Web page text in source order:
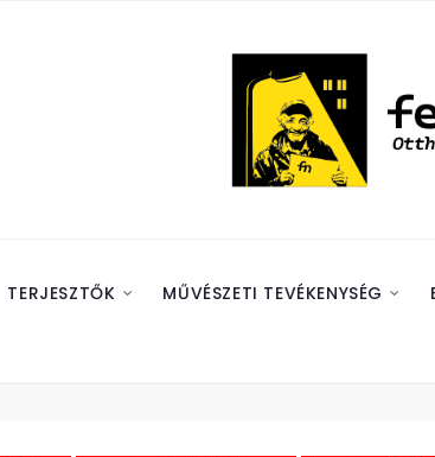
TERJESZTŐK MŰVÉSZETI TEVÉKENYSÉG